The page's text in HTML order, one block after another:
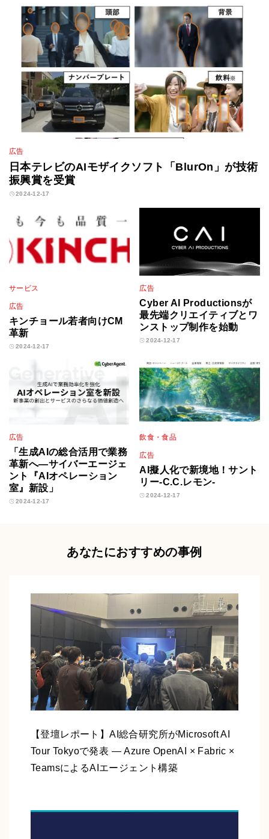
広告
日本テレビのAIモザイクソフト「BlurOn」が技術
振興賞を受賞
2024-12-17
サービス
広告
キンチョール若者向けCM
革新
2024-12-17
広告
Cyber AI Productionsが
最先端クリエイティブとワ
ンストップ制作を始動
2024-12-17
広告
「生成AIの総合活用で業務
革新へ―サイバーエージェ
ント『AIオペレーション
室』新設」
2024-12-17
飲食・食品
広告
AI擬人化で新境地！サント
リー-C.C.レモン-
2024-12-17
あなたにおすすめの事例
【登壇レポート】AI総合研究所がMicrosoft AI
Tour Tokyoで発表 ― Azure OpenAI × Fabric ×
TeamsによるAIエージェント構築